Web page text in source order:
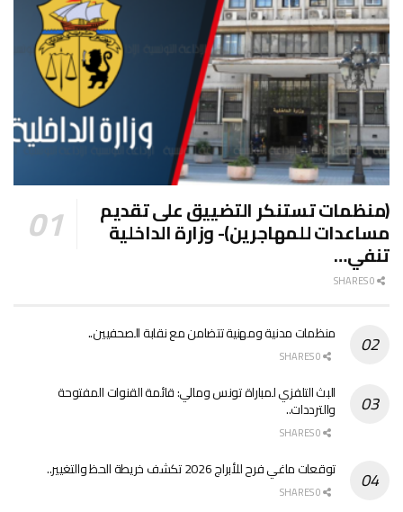
(منظمات تستنكر التضييق على تقديم
مساعدات للمهاجرين)- وزارة الداخلية
تنفي…
منظمات مدنية ومهنية تتضامن مع نقابة الصحفيين..
البث التلفزي لمباراة تونس ومالي: قائمة القنوات المفتوحة
والترددات..
توقعات ماغي فرح للأبراج 2026 تكشف خريطة الحظ والتغيير..